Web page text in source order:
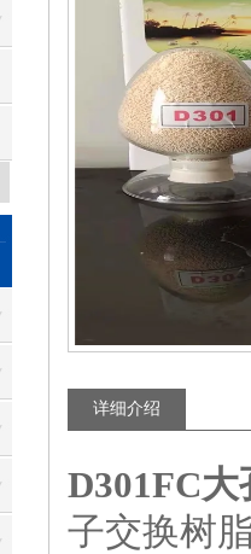
详细介绍
D301FC
子交换树